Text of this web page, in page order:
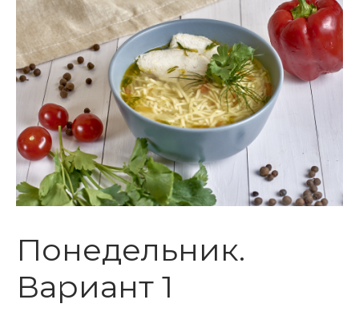
Понедельник.
Вариант 1